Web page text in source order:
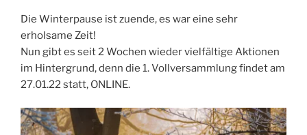
Die Winterpause ist zuende, es war eine sehr
erholsame Zeit!
Nun gibt es seit 2 Wochen wieder vielfältige Aktionen
im Hintergrund, denn die 1. Vollversammlung findet am
27.01.22 statt, ONLINE.